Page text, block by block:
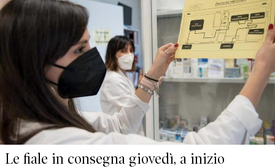
Le fiale in consegna giovedì, a inizio